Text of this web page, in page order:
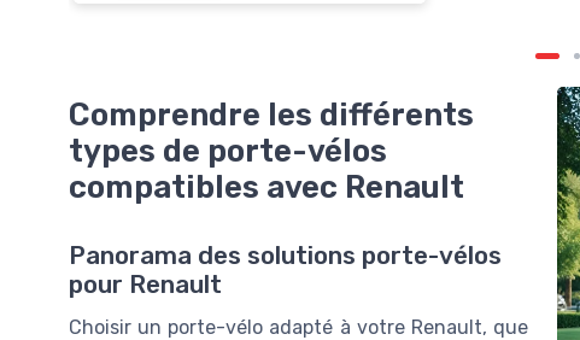
Comprendre les différents
types de porte-vélos
compatibles avec Renault
Panorama des solutions porte-vélos
pour Renault
Choisir un porte-vélo adapté à votre Renault, que